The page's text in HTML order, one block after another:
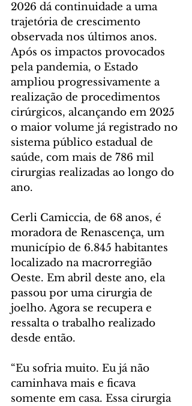
2026 dá continuidade a uma
trajetória de crescimento
observada nos últimos anos.
Após os impactos provocados
pela pandemia, o Estado
ampliou progressivamente a
realização de procedimentos
cirúrgicos, alcançando em 2025
o maior volume já registrado no
sistema público estadual de
saúde, com mais de 786 mil
cirurgias realizadas ao longo do
ano.
Cerli Camiccia, de 68 anos, é
moradora de Renascença, um
município de 6.845 habitantes
localizado na macrorregião
Oeste. Em abril deste ano, ela
passou por uma cirurgia de
joelho. Agora se recupera e
ressalta o trabalho realizado
desde então.
“Eu sofria muito. Eu já não
caminhava mais e ficava
somente em casa. Essa cirurgia